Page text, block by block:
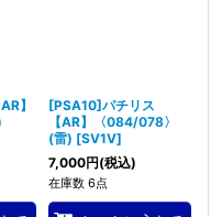
】
[PSA10]パチリス
【AR】〈084/078〉
(雷) [SV1V]
7,000円(税込)
在庫数 6点